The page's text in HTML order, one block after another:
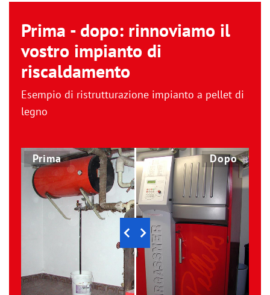
Prima - dopo: rinnoviamo il
vostro impianto di
riscaldamento
Esempio di ristrutturazione impianto a pellet di
legno
Prima Dopo